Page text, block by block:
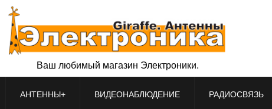
Ваш любимый магазин Электроники.
АНТЕННЫ+ ВИДЕОНАБЛЮДЕНИЕ РАДИОСВЯЗЬ